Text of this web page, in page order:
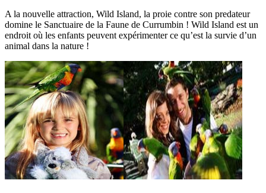
A la nouvelle attraction, Wild Island, la proie contre son predateur
domine le Sanctuaire de la Faune de Currumbin ! Wild Island est un
endroit où les enfants peuvent expérimenter ce qu’est la survie d’un
animal dans la nature !